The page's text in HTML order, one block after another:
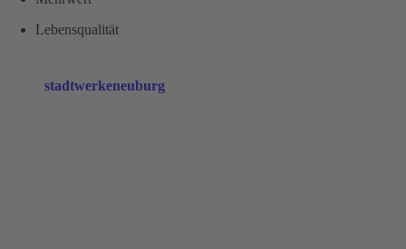
Lebensqualität
stadtwerkeneuburg